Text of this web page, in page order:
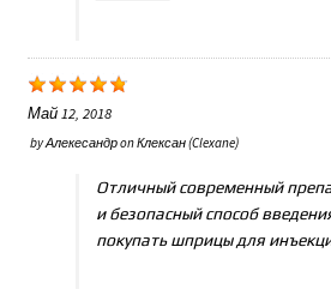
Май 12, 2018
byАлекесандрonКлексан (Clexane)
Отличный современный
и безопасный способ
покупать шприцы для